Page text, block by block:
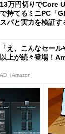
13万円切りでCore
で持てるミニPC「
スパと実力を検証す
「え、こんなセー
以上が続々登場！
AD（Amazon）